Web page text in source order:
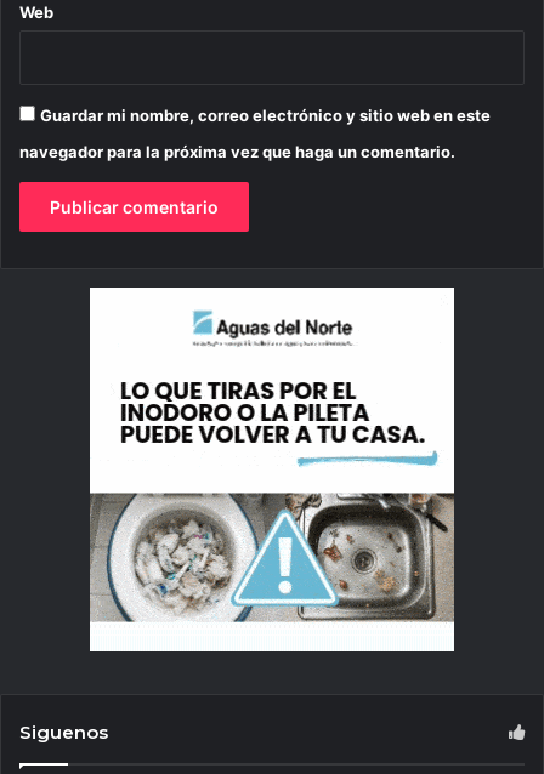
Web
Guardar mi nombre, correo electrónico y sitio web en este
navegador para la próxima vez que haga un comentario.
Siguenos